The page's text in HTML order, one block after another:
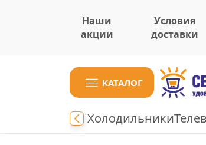
Наши
акции
Условия
доставки
КАТАЛОГ
Холодильники